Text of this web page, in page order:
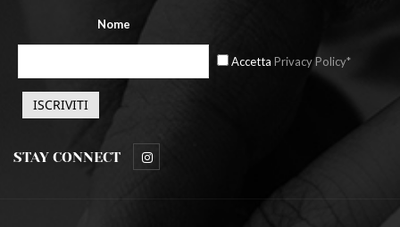
Nome
Accetta Privacy Policy*
STAY CONNECT